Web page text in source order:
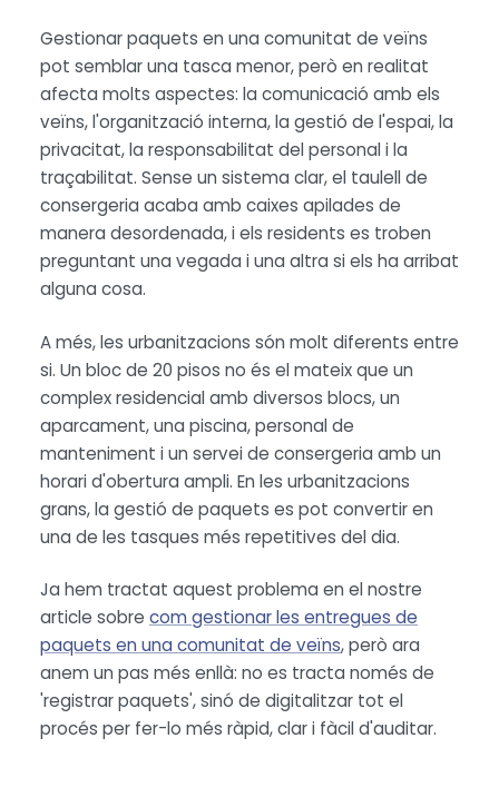
Gestionar paquets en una comunitat de veïns
pot semblar una tasca menor, però en realitat
afecta molts aspectes: la comunicació amb els
veïns, l'organització interna, la gestió de l'espai, la
privacitat, la responsabilitat del personal i la
traçabilitat. Sense un sistema clar, el taulell de
consergeria acaba amb caixes apilades de
manera desordenada, i els residents es troben
preguntant una vegada i una altra si els ha arribat
alguna cosa.
A més, les urbanitzacions són molt diferents entre
si. Un bloc de 20 pisos no és el mateix que un
complex residencial amb diversos blocs, un
aparcament, una piscina, personal de
manteniment i un servei de consergeria amb un
horari d'obertura ampli. En les urbanitzacions
grans, la gestió de paquets es pot convertir en
una de les tasques més repetitives del dia.
Ja hem tractat aquest problema en el nostre
article sobre com gestionar les entregues de
paquets en una comunitat de veïns, però ara
anem un pas més enllà: no es tracta només de
'registrar paquets', sinó de digitalitzar tot el
procés per fer-lo més ràpid, clar i fàcil d'auditar.